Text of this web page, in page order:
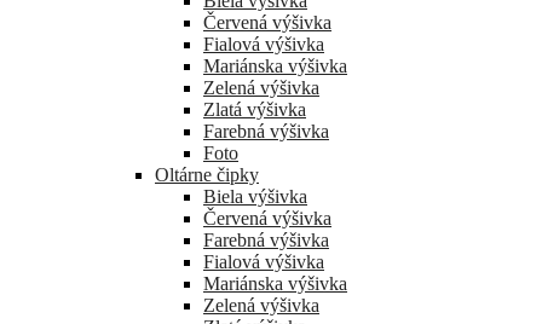
Červená výšivka
Fialová výšivka
Mariánska výšivka
Zelená výšivka
Zlatá výšivka
Farebná výšivka
Foto
Oltárne čipky
Biela výšivka
Červená výšivka
Farebná výšivka
Fialová výšivka
Mariánska výšivka
Zelená výšivka